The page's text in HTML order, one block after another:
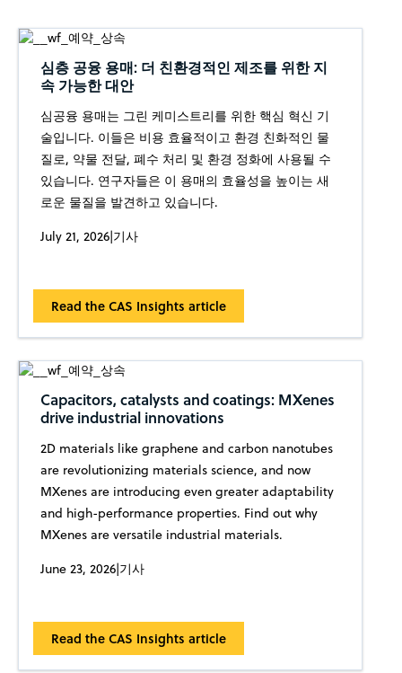
심층 공융 용매: 더 친환경적인 제조를 위한 지
속 가능한 대안
심공융 용매는 그린 케미스트리를 위한 핵심 혁신 기
술입니다. 이들은 비용 효율적이고 환경 친화적인 물
질로, 약물 전달, 폐수 처리 및 환경 정화에 사용될 수
있습니다. 연구자들은 이 용매의 효율성을 높이는 새
로운 물질을 발견하고 있습니다.
July 21, 2026|기사
Read the CAS Insights article
Capacitors, catalysts and coatings: MXenes
drive industrial innovations
2D materials like graphene and carbon nanotubes
are revolutionizing materials science, and now
MXenes are introducing even greater adaptability
and high-performance properties. Find out why
MXenes are versatile industrial materials.
June 23, 2026|기사
Read the CAS Insights article